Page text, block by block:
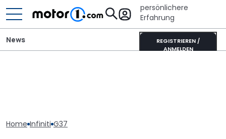
persönlichere
Erfahrung
REGISTRIEREN /
ANMELDEN
News
Home Infiniti G37